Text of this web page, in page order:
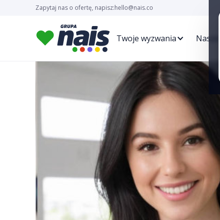
Zapytaj nas o ofertę, napisz:hello@nais.co
Twoje wyzwania